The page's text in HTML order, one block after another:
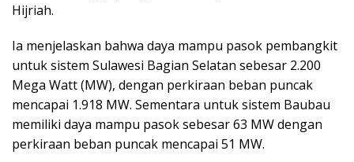
Hijriah.
Ia menjelaskan bahwa daya mampu pasok pembangkit
untuk sistem Sulawesi Bagian Selatan sebesar 2.200
Mega Watt (MW), dengan perkiraan beban puncak
mencapai 1.918 MW. Sementara untuk sistem Baubau
memiliki daya mampu pasok sebesar 63 MW dengan
perkiraan beban puncak mencapai 51 MW.